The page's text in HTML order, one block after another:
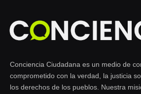
Conciencia Ciudadana es un medio de
comprometido con la verdad, la justicia
los derechos de los pueblos. Nuestra